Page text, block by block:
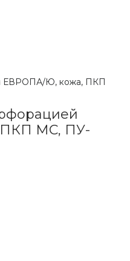
ЕВРОПА/Ю, кожа, ПКП
МС, ПУ-